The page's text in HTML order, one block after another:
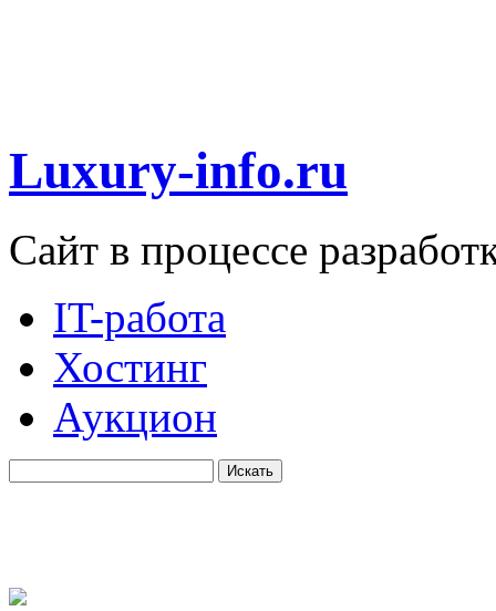
Luxury-info.ru
Сайт в процессе
IT-работа
Хостинг
Аукцион